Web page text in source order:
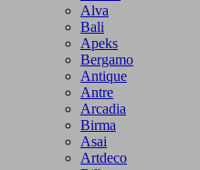
Alva
Bali
Apeks
Bergamo
Antique
Antre
Arcadia
Birma
Asai
Artdeco